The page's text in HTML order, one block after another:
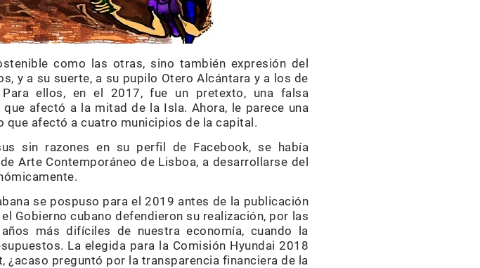
como las otras, sino también expresión del
y a su suerte, a su pupilo Otero Alcántara y a los de
ellos, en el 2017, fue un pretexto, una falsa
afectó a la mitad de la Isla. Ahora, le parece una
que afectó a cuatro municipios de la capital.
sin razones en su perfil de Facebook, se había
Arte Contemporáneo de Lisboa, a desarrollarse del
se pospuso para el 2019 antes de la publicación
Gobierno cubano defendieron su realización, por las
más difíciles de nuestra economía, cuando la
La elegida para la Comisión Hyundai 2018
preguntó por la transparencia financiera de la